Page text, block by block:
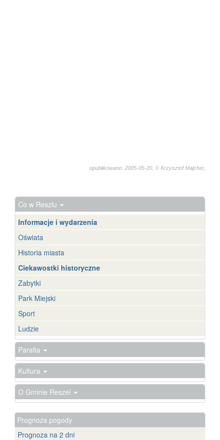
opublikowano: 2005-05-20, © Krzysztof Majcher,
Co w Reszlu
Informacje i wydarzenia
Oświata
Historia miasta
Ciekawostki historyczne
Zabytki
Park Miejski
Sport
Ludzie
Parafia
Kultura
O Gminie Reszel
Prognoza pogody
Prognoza na 2 dni